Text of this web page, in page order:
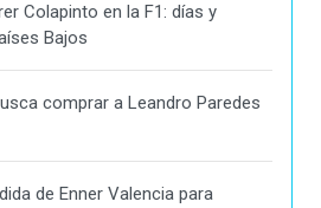
Colapinto en la F1: días y
Bajos
comprar a Leandro Paredes
de Enner Valencia para